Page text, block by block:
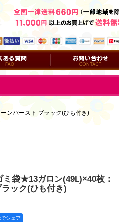
お問い合わせ
ンバースト ブラック(ひも付き)
袋★13ガロン(49L)×40枚：
ック(ひも付き)
シェア